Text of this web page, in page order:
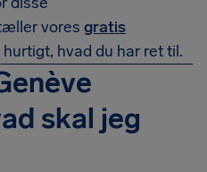
vores gratis
hurtigt, hvad du har ret til.
skal jeg